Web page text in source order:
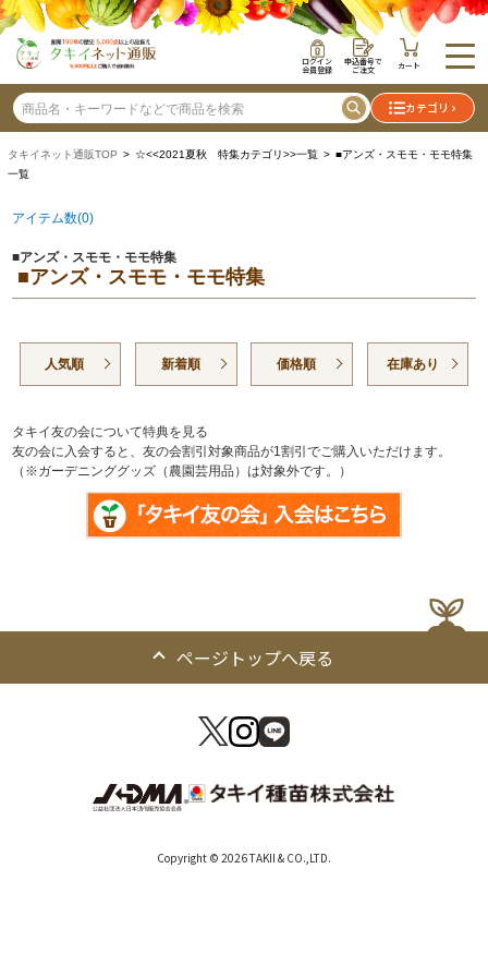
ログイン
会員登録
申込番号で
ご注文 カート
カテゴリ
タキイネット通販TOP > ☆<<2021夏秋 特集カテゴリ>>一覧 > ■アンズ・スモモ・モモ特集
一覧
アイテム数(0)
■アンズ・スモモ・モモ特集
■アンズ・スモモ・モモ特集
人気順 新着順 価格順 在庫あり
タキイ友の会について特典を見る
友の会に入会すると、友の会割引対象商品が1割引でご購入いただけます。
（※ガーデニンググッズ（農園芸用品）は対象外です。）
ページトップへ戻る
Copyright © 2026 TAKII & CO.,LTD.